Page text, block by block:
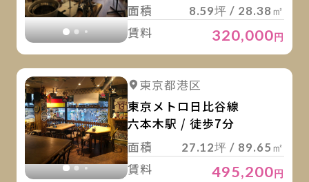
面積
8.59坪 / 28.38㎡
賃料 320,000円
詳細を見る
東京都港区
東京メトロ日比谷線
六本木駅 / 徒歩7分
面積
27.12坪 / 89.65㎡
賃料 495,200円